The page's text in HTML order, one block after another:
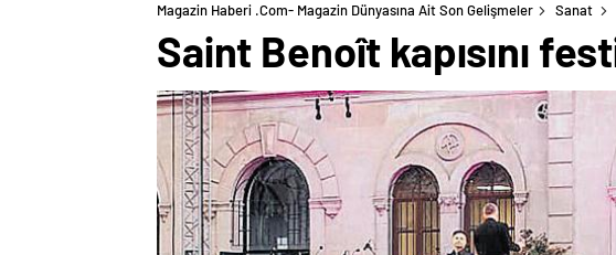
Magazin Haberi .com- Magazin Dünyasına Ait Son Gelişmeler Sanat
Saint Benoît kapısını